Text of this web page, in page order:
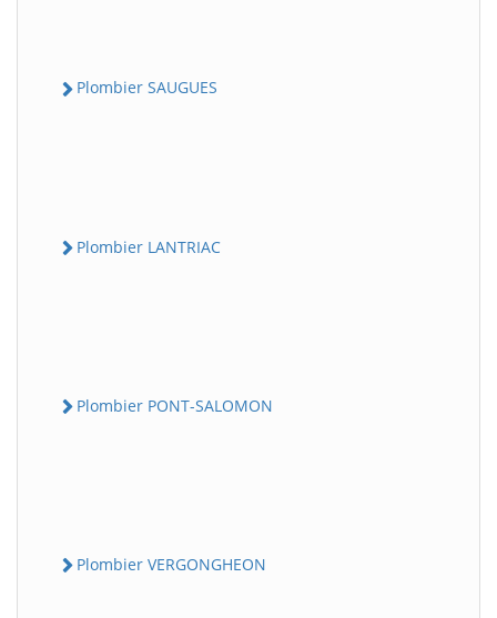
Plombier SAUGUES
Plombier LANTRIAC
Plombier PONT-SALOMON
Plombier VERGONGHEON